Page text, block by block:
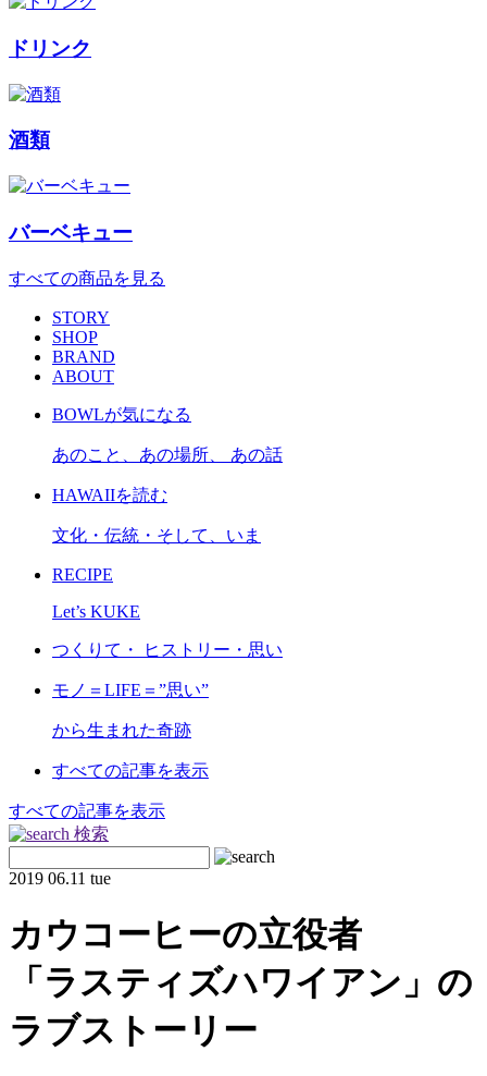
ドリンク
酒類
バーベキュー
すべての商品を見る
STORY
SHOP
BRAND
ABOUT
BOWLが気になる
あのこと、あの場所、 あの話
HAWAIIを読む
文化・伝統・そして、いま
RECIPE
Let’s KUKE
つくりて・ ヒストリー・思い
モノ＝LIFE＝”思い”
から生まれた奇跡
すべての記事を表示
すべての記事を表示
検索
2019 06.11 tue
カウコーヒーの立役者
「ラスティズハワイアン」の
ラブストーリー